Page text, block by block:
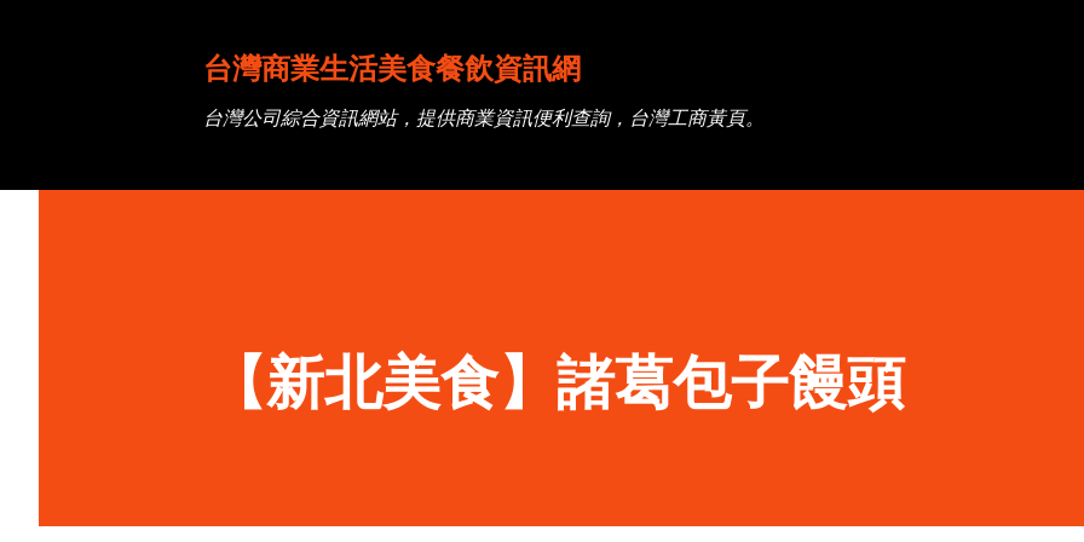
台灣商業生活美食餐飲資訊網
台灣公司綜合資訊網站，提供商業資訊便利查詢，台灣工商黃頁。
【新北美食】諸葛包子饅頭